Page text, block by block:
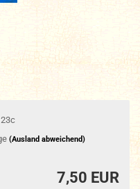
(Ausland abweichend)
7,50 EUR